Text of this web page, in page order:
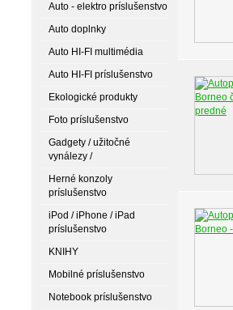
Auto - elektro príslušenstvo
Auto doplnky
Auto HI-FI multimédia
Auto HI-FI príslušenstvo
Ekologické produkty
Foto príslušenstvo
Gadgety / užitočné
vynálezy /
Herné konzoly
príslušenstvo
iPod / iPhone / iPad
príslušenstvo
KNIHY
Mobilné príslušenstvo
Notebook príslušenstvo